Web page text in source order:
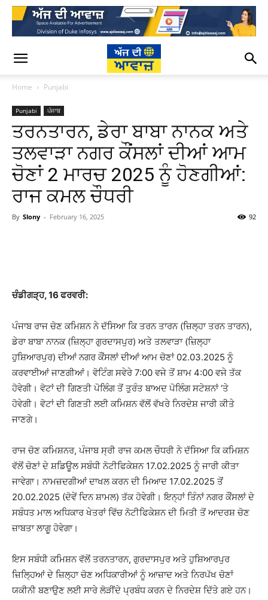
Home Punjabi
Punjabi ਪੰਜਾਬ
ਤਰਨਤਾਰਨ, ਡੇਰਾ ਬਾਬਾ ਨਾਨਕ ਅਤੇ
ਤਲਵਾੜਾ ਨਗਰ ਕੌਂਸਲਾਂ ਦੀਆਂ ਆਮ
ਚੋਣਾਂ 2 ਮਾਰਚ 2025 ਨੂੰ ਹੋਣਗੀਆਂ:
ਰਾਜ ਕਮਲ ਚੌਧਰੀ
By Slony - February 16, 2025 92
ਚੰਡੀਗੜ੍ਹ, 16 ਫਰਵਰੀ:
ਪੰਜਾਬ ਰਾਜ ਚੋਣ ਕਮਿਸ਼ਨ ਨੇ ਦੱਸਿਆ ਕਿ ਤਰਨ ਤਾਰਨ (ਜ਼ਿਲ੍ਹਾ ਤਰਨ ਤਾਰਨ),
ਡੇਰਾ ਬਾਬਾ ਨਾਨਕ (ਜ਼ਿਲ੍ਹਾ ਗੁਰਦਾਸਪੁਰ) ਅਤੇ ਤਲਵਾੜਾ (ਜ਼ਿਲ੍ਹਾ
ਹੁਸ਼ਿਆਰਪੁਰ) ਦੀਆਂ ਨਗਰ ਕੌਂਸਲਾਂ ਦੀਆਂ ਆਮ ਚੋਣਾਂ 02.03.2025 ਨੂੰ
ਕਰਵਾਈਆਂ ਜਾਣਗੀਆਂ। ਵੋਟਿੰਗ ਸਵੇਰੇ 7:00 ਵਜੇ ਤੋਂ ਸ਼ਾਮ 4:00 ਵਜੇ ਤੱਕ
ਹੋਵੇਗੀ। ਵੋਟਾਂ ਦੀ ਗਿਣਤੀ ਪੋਲਿੰਗ ਤੋਂ ਤੁਰੰਤ ਬਾਅਦ ਪੋਲਿੰਗ ਸਟੇਸ਼ਨਾਂ ‘ਤੇ
ਹੋਵੇਗੀ। ਵੋਟਾਂ ਦੀ ਗਿਣਤੀ ਲਈ ਕਮਿਸ਼ਨ ਵੱਲੋਂ ਵੱਖਰੇ ਨਿਰਦੇਸ਼ ਜਾਰੀ ਕੀਤੇ
ਜਾਣਗੇ।
ਰਾਜ ਚੋਣ ਕਮਿਸ਼ਨਰ, ਪੰਜਾਬ ਸ੍ਰੀ ਰਾਜ ਕਮਲ ਚੌਧਰੀ ਨੇ ਦੱਸਿਆ ਕਿ ਕਮਿਸ਼ਨ
ਵੱਲੋਂ ਚੋਣਾਂ ਦੇ ਸ਼ਡਿਊਲ ਸਬੰਧੀ ਨੋਟੀਫਿਕੇਸ਼ਨ 17.02.2025 ਨੂੰ ਜਾਰੀ ਕੀਤਾ
ਜਾਵੇਗਾ। ਨਾਮਜ਼ਦਗੀਆਂ ਦਾਖਲ ਕਰਨ ਦੀ ਮਿਆਦ 17.02.2025 ਤੋਂ
20.02.2025 (ਦੋਵੇਂ ਦਿਨ ਸ਼ਾਮਲ) ਤੱਕ ਹੋਵੇਗੀ। ਇਨ੍ਹਾਂ ਤਿੰਨਾਂ ਨਗਰ ਕੌਂਸਲਾਂ ਦੇ
ਸਬੰਧਤ ਮਾਲ ਅਧਿਕਾਰ ਖੇਤਰਾਂ ਵਿੱਚ ਨੋਟੀਫਿਕੇਸ਼ਨ ਦੀ ਮਿਤੀ ਤੋਂ ਆਦਰਸ਼ ਚੋਣ
ਜ਼ਾਬਤਾ ਲਾਗੂ ਹੋਵੇਗਾ।
ਇਸ ਸਬੰਧੀ ਕਮਿਸ਼ਨ ਵੱਲੋਂ ਤਰਨਤਾਰਨ, ਗੁਰਦਾਸਪੁਰ ਅਤੇ ਹੁਸ਼ਿਆਰਪੁਰ
ਜ਼ਿਲ੍ਹਿਆਂ ਦੇ ਜ਼ਿਲ੍ਹਾ ਚੋਣ ਅਧਿਕਾਰੀਆਂ ਨੂੰ ਆਜ਼ਾਦ ਅਤੇ ਨਿਰਪੱਖ ਚੋਣਾਂ
ਯਕੀਨੀ ਬਣਾਉਣ ਲਈ ਸਾਰੇ ਲੋੜੀਂਦੇ ਪ੍ਰਬੰਧ ਕਰਨ ਦੇ ਨਿਰਦੇਸ਼ ਦਿੱਤੇ ਗਏ ਹਨ।